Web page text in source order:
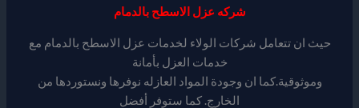
شركه عزل الاسطح بالدمام
حيث ان تتعامل شركات الولاء لخدمات عزل الاسطح بالدمام مع
خدمات العزل بأمانة
وموثوقية.كما ان وجودة المواد العازله نوفرها ونستوردها من
الخارج. كما ستوفر أفضل